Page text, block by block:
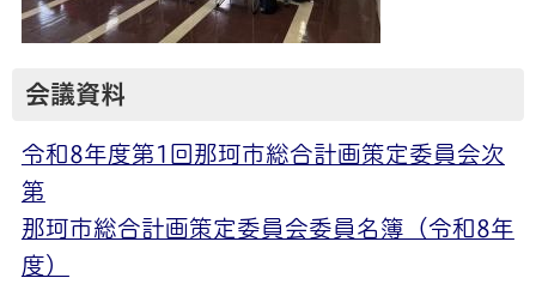
会議資料
令和8年度第1回那珂市総合計画策定委員会次
第
那珂市総合計画策定委員会委員名簿（令和8年
度）